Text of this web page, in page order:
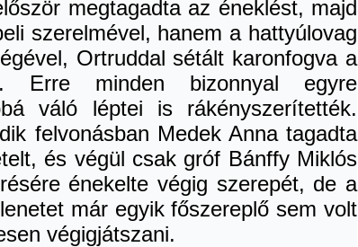
megtagadta az éneklést, majd
szerelmével, hanem a hattyúlovag
Ortruddal sétált karonfogva a
Erre minden bizonnyal egyre
váló léptei is rákényszerítették.
felvonásban Medek Anna tagadta
és végül csak gróf Bánffy Miklós
énekelte végig szerepét, de a
már egyik főszereplő sem volt
végigjátszani.